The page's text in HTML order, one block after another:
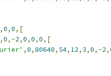
,0,0,[
,0,-2,0,0,0,[
,0,80640, 54, 12, 3,0,-2,